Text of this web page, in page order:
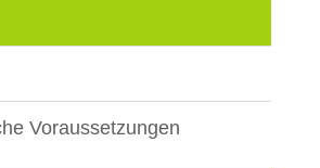
Voraussetzungen